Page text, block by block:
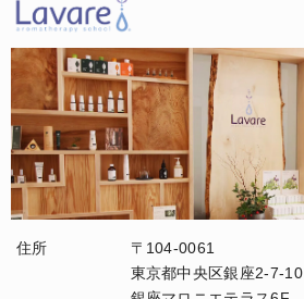
住所
〒104-0061
東京都中央区銀座2-7-10